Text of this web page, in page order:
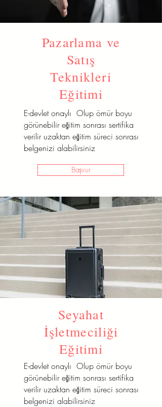
Pazarlama ve
Satış
Teknikleri
Eğitimi
E-devlet onaylı Olup ömür boyu
görünebilir eğitim sonrası sertifika
verilir uzaktan eğitim süreci sonrası
belgenizi alabilirsiniz
Başvur
Seyahat
İşletmeciliği
Eğitimi
E-devlet onaylı Olup ömür boyu
görünebilir eğitim sonrası sertifika
verilir uzaktan eğitim süreci sonrası
belgenizi alabilirsiniz